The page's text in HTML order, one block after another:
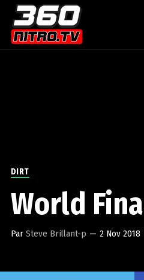
DIRT
World
Par Steve Brillant-p — 2 Nov 2018